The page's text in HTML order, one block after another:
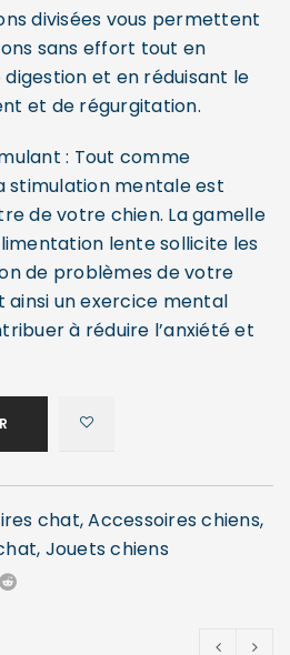
divisées vous permettent
sans effort tout en
et en réduisant le
et de régurgitation.
: Tout comme
stimulation mentale est
de votre chien. La gamelle
lente sollicite les
de problèmes de votre
un exercice mental
à réduire l’anxiété et
chat,Accessoires chiens,
, Jouets chiens